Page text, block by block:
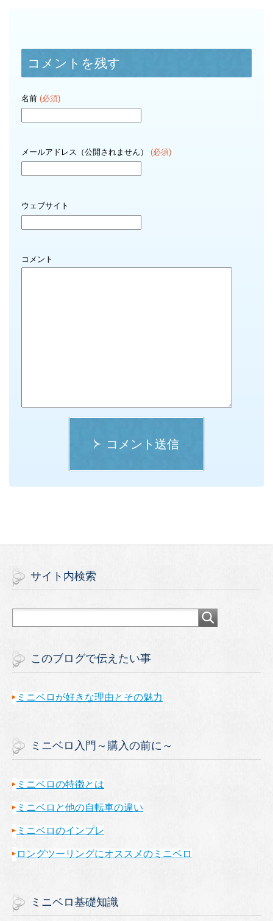
コメントを残す
名前 (必須)
メールアドレス（公開されません） (必須)
ウェブサイト
コメント
コメント送信
サイト内検索
このブログで伝えたい事
ミニベロが好きな理由とその魅力
ミニベロ入門～購入の前に～
ミニベロの特徴とは
ミニベロと他の自転車の違い
ミニベロのインプレ
ロングツーリングにオススメのミニベロ
ミニベロ基礎知識